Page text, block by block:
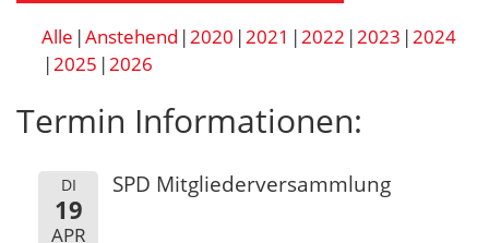
Alle Anstehend 2020 2021 2022 2023 2024
2025 2026
Termin Informationen:
DI
19
APR
SPD Mitgliederversammlung